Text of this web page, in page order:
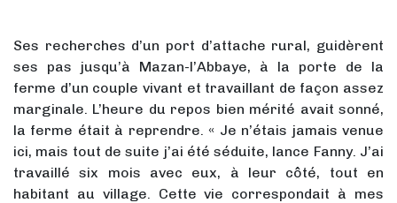
Ses recherches d’un port d’attache rural, guidèrent
ses pas jusqu’à Mazan-l’Abbaye, à la porte de la
ferme d’un couple vivant et travaillant de façon assez
marginale. L’heure du repos bien mérité avait sonné,
la ferme était à reprendre. « Je n’étais jamais venue
ici, mais tout de suite j’ai été séduite, lance Fanny. J’ai
travaillé six mois avec eux, à leur côté, tout en
habitant au village. Cette vie correspondait à mes